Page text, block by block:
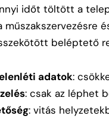
időt töltött a
műszakszervezésre
beléptető
adatok:
: csak az léphet
: vitás